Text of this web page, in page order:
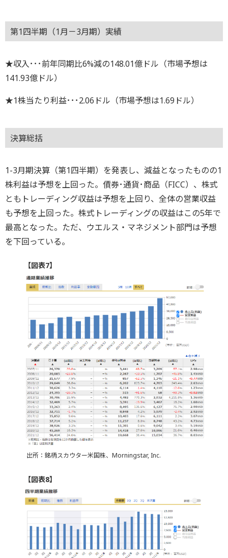
第1四半期（1月－3月期）実績
★収入･･･前年同期比6%減の148.01億ドル（市場予想は
141.93億ドル）
★1株当たり利益･･･2.06ドル（市場予想は1.69ドル）
決算総括
1-3月期決算（第1四半期）を発表し、減益となったものの1
株利益は予想を上回った。債券･通貨･商品（FICC）、株式
ともトレーディング収益は予想を上回り、全体の営業収益
も予想を上回った。株式トレーディングの収益はこの5年で
最高となった。ただ、ウエルス・マネジメント部門は予想
を下回っている。
【図表7】
出所：銘柄スカウター米国株、Morningstar, Inc.
【図表8】